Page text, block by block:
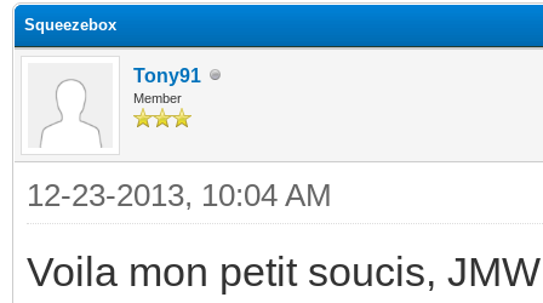
Squeezebox
Tony91
Member
12-23-2013, 10:04 AM
Voila mon petit soucis,